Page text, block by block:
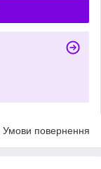
Умови повернення